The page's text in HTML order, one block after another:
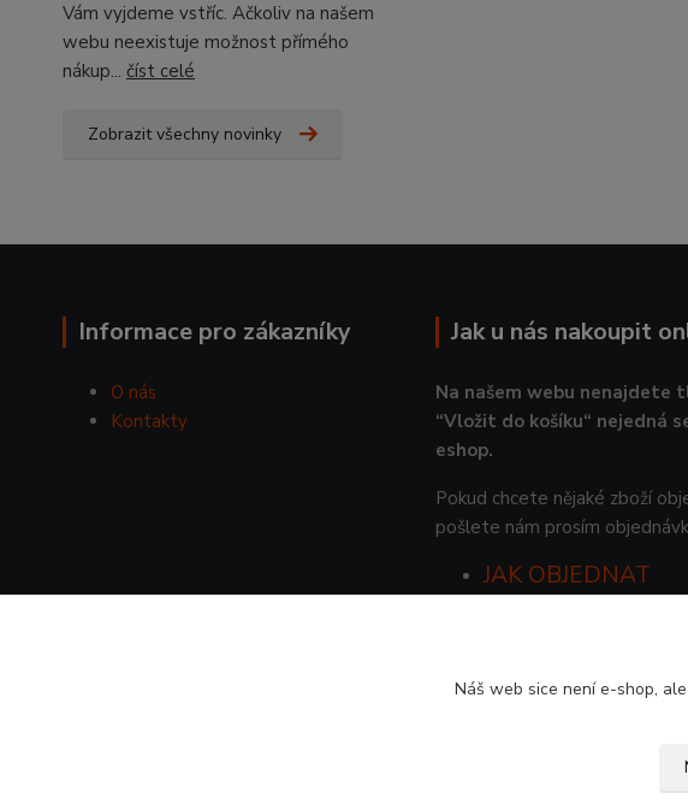
Vám vyjdeme vstříc. Ačkoliv na našem
webu neexistuje možnost přímého
nákup... číst celé
Zobrazit všechny novinky
Informace pro zákazníky
O nás
Kontakty
Jak u nás nakoupit
Na našem webu nenajdete
“Vložit do košíku“ nejedná
eshop.
Pokud chcete nějaké zboží
pošlete nám prosím
JAK OBJEDNAT
Náš web sice není e-shop,